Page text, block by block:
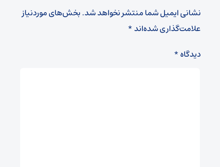
نشانی ایمیل شما منتشر نخواهد شد.بخش‌های موردنیاز
علامت‌گذاری شده‌اند*
دیدگاه*